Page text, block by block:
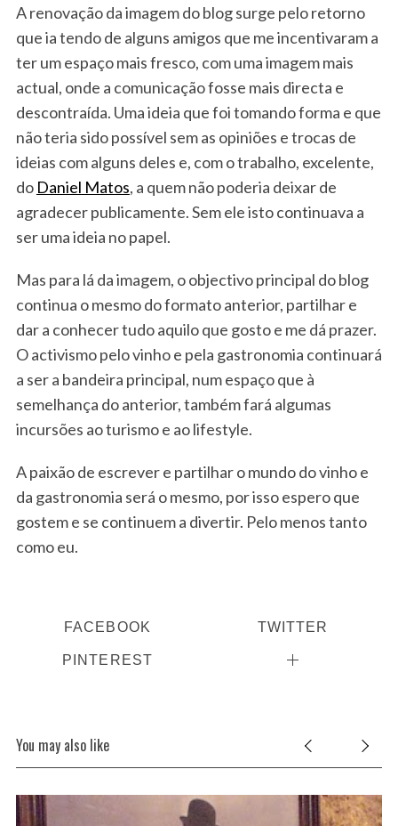
A renovação da imagem do blog surge pelo retorno
que ia tendo de alguns amigos que me incentivaram a
ter um espaço mais fresco, com uma imagem mais
actual, onde a comunicação fosse mais directa e
descontraída. Uma ideia que foi tomando forma e que
não teria sido possível sem as opiniões e trocas de
ideias com alguns deles e, com o trabalho, excelente,
do Daniel Matos, a quem não poderia deixar de
agradecer publicamente. Sem ele isto continuava a
ser uma ideia no papel.
Mas para lá da imagem, o objectivo principal do blog
continua o mesmo do formato anterior, partilhar e
dar a conhecer tudo aquilo que gosto e me dá prazer.
O activismo pelo vinho e pela gastronomia continuará
a ser a bandeira principal, num espaço que à
semelhança do anterior, também fará algumas
incursões ao turismo e ao lifestyle.
A paixão de escrever e partilhar o mundo do vinho e
da gastronomia será o mesmo, por isso espero que
gostem e se continuem a divertir. Pelo menos tanto
como eu.
FACEBOOK TWITTER
PINTEREST
You may also like